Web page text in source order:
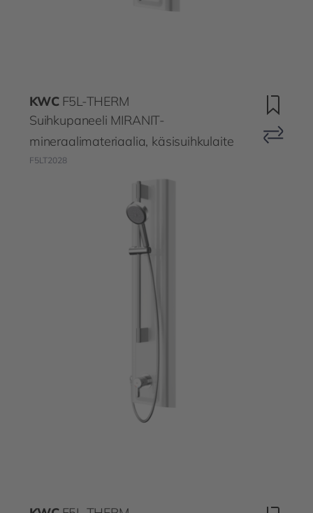
KWC F5L-THERM
Suihkupaneeli MIRANIT-
mineraalimateriaalia, käsisuihkulaite
F5LT2028